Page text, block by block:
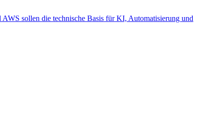
sollen die technische Basis für KI, Automatisierung und